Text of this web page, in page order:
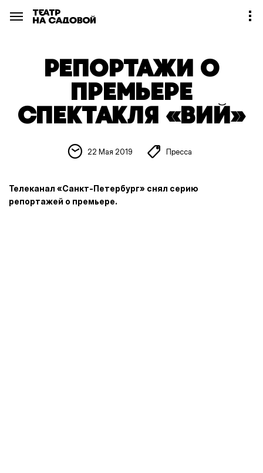
РЕПОРТАЖИ О
ПРЕМЬЕРЕ
СПЕКТАКЛЯ «ВИЙ»
22 Мая 2019 Пресса
Телеканал «Санкт-Петербург» снял серию
репортажей о премьере.